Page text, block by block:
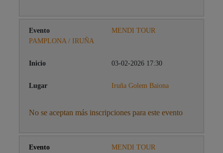
MENDI TOUR
PAMPLONA / IRUÑA
03-02-2026 17:30
Iruña Golem Baiona
No se aceptan más inscripciones para este evento
MENDI TOUR